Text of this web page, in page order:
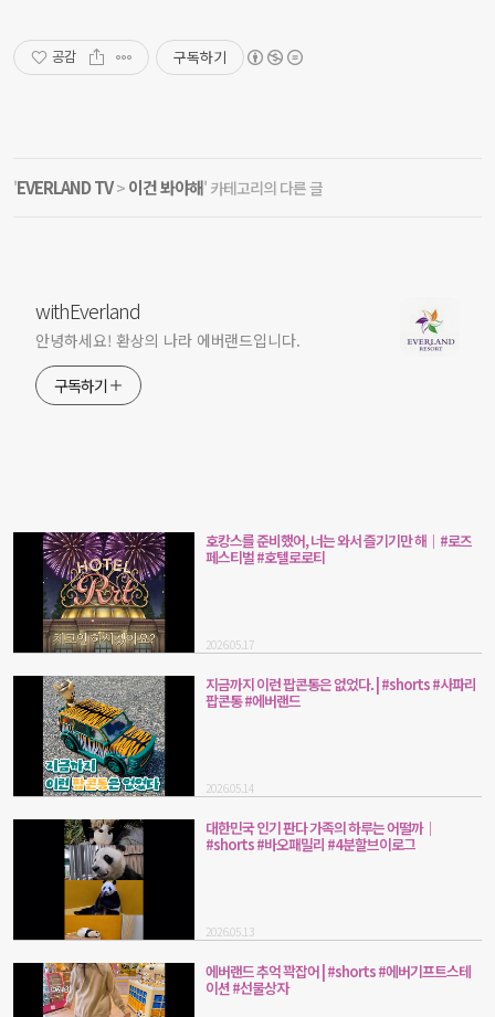
공감 구독하기
'EVERLAND TV> 이건 봐야해' 카테고리의 다른 글
withEverland
안녕하세요! 환상의 나라 에버랜드입니다.
구독하기
호캉스를 준비했어, 너는 와서 즐기기만 해｜#로즈
페스티벌 #호텔로로티
2026.05.17
지금까지 이런 팝콘통은 없었다. | #shorts #사파리
팝콘통 #에버랜드
2026.05.14
대한민국 인기 판다 가족의 하루는 어떨까｜
#shorts #바오패밀리 #4분할브이로그
2026.05.13
에버랜드 추억 꽉잡어 | #shorts #에버기프트스테
이션 #선물상자